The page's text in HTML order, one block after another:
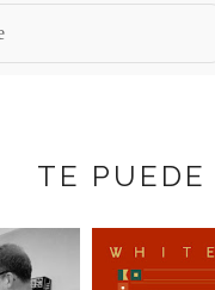
TE PUEDE